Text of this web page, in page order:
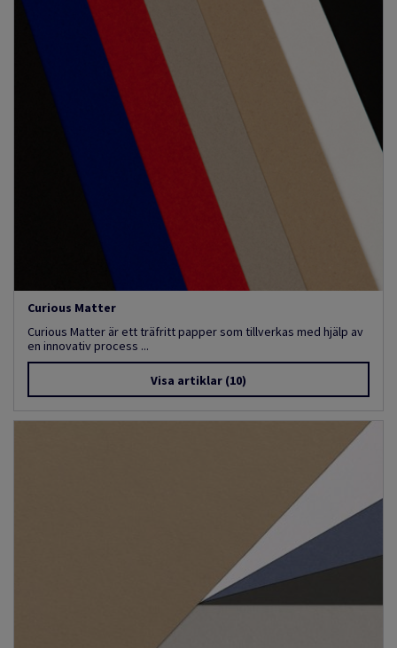
Curious Matter
Curious Matter är ett träfritt papper som tillverkas med hjälp av
en innovativ process ...
Visa artiklar (10)